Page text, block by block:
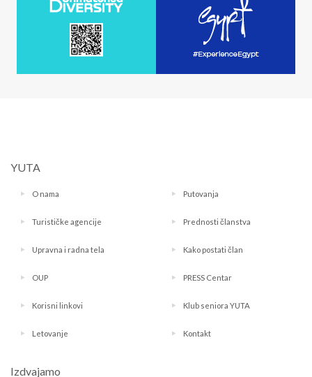
YUTA
O nama Putovanja
Turističke agencije Prednosti članstva
Upravna i radna tela Kako postati član
OUP PRESS Centar
Korisni linkovi Klub seniora YUTA
Letovanje Kontakt
Izdvajamo